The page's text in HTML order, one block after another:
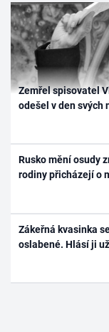
Zemřel spisovatel
odešel v den svých
Rusko mění osudy
rodiny přicházejí o
Zákeřná kvasinka
oslabené. Hlásí ji